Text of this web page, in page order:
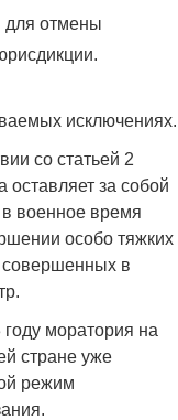
для отмены
исключениях.
со статьей 2
оставляет за собой
военное время
особо тяжких
совершенных в
моратория на
стране уже
режим